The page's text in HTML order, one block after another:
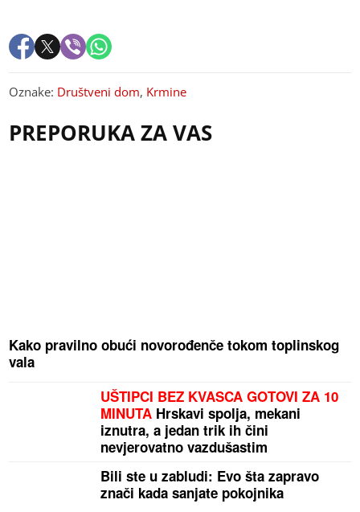
Oznake: Društveni dom, Krmine
PREPORUKA ZA VAS
Kako pravilno obući novorođenče tokom toplinskog
vala
UŠTIPCI BEZ KVASCA GOTOVI ZA 10
MINUTA Hrskavi spolja, mekani
iznutra, a jedan trik ih čini
nevjerovatno vazdušastim
Bili ste u zabludi: Evo šta zapravo
znači kada sanjate pokojnika